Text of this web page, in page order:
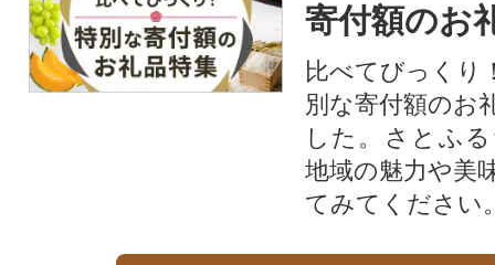
寄付額のお
比べてびっくり
別な寄付額のお
した。さとふ
地域の魅力や美
てみてください